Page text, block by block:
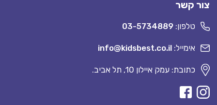
צור קשר
טלפון: 03-5734889
אימייל: info@kidsbest.co.il
כתובת: עמק איילון 10, תל אביב.